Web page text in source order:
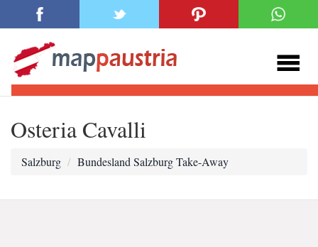
Osteria Cavalli
Salzburg Bundesland Salzburg Take-Away